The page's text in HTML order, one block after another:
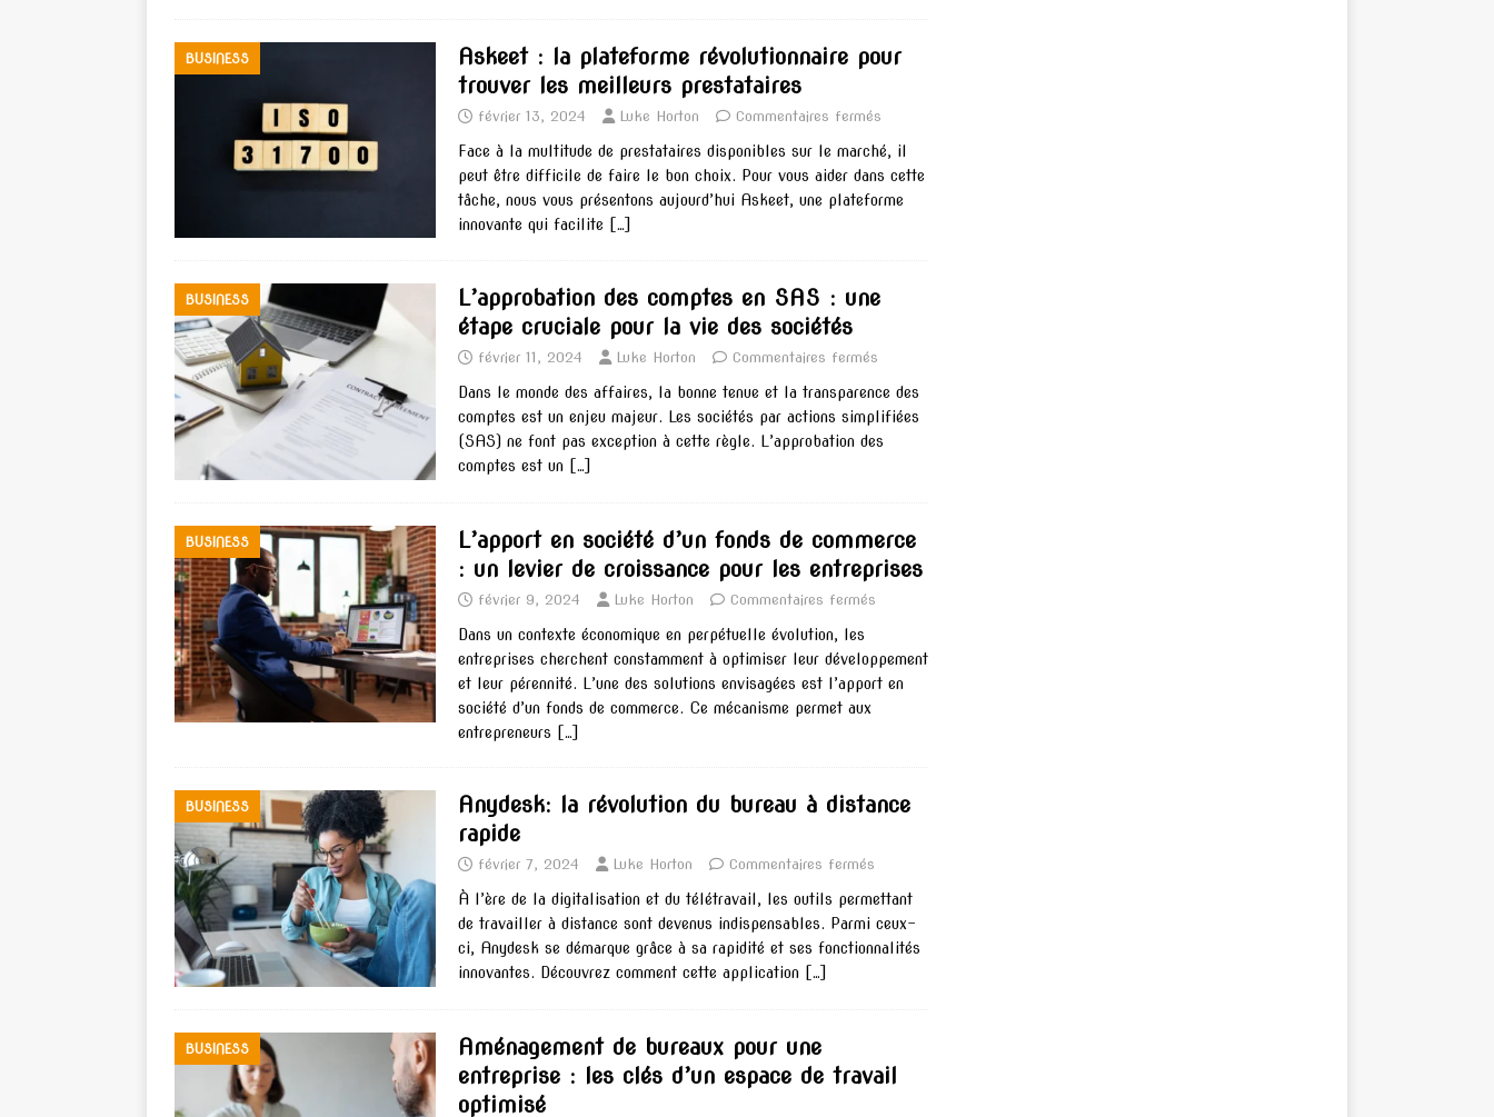
BUSINESS
Askeet : la plateforme révolutionnaire pour
trouver les meilleurs prestataires
février 13, 2024 Luke Horton Commentaires fermés
Face à la multitude de prestataires disponibles sur le marché, il
peut être difficile de faire le bon choix. Pour vous aider dans cette
tâche, nous vous présentons aujourd’hui Askeet, une plateforme
innovante qui facilite
[…]
BUSINESS
L’approbation des comptes en SAS : une
étape cruciale pour la vie des sociétés
février 11, 2024 Luke Horton Commentaires fermés
Dans le monde des affaires, la bonne tenue et la transparence des
comptes est un enjeu majeur. Les sociétés par actions simplifiées
(SAS) ne font pas exception à cette règle. L’approbation des
comptes est un
[…]
BUSINESS
L’apport en société d’un fonds de commerce
: un levier de croissance pour les entreprises
février 9, 2024 Luke Horton Commentaires fermés
Dans un contexte économique en perpétuelle évolution, les
entreprises cherchent constamment à optimiser leur développement
et leur pérennité. L’une des solutions envisagées est l’apport en
société d’un fonds de commerce. Ce mécanisme permet aux
entrepreneurs
[…]
BUSINESS
Anydesk: la révolution du bureau à distance
rapide
février 7, 2024 Luke Horton Commentaires fermés
À l’ère de la digitalisation et du télétravail, les outils permettant
de travailler à distance sont devenus indispensables. Parmi ceux-
ci, Anydesk se démarque grâce à sa rapidité et ses fonctionnalités
innovantes. Découvrez comment cette application
[…]
BUSINESS
Aménagement de bureaux pour une
entreprise : les clés d’un espace de travail
optimisé